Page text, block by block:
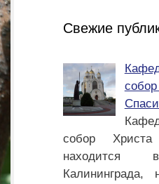
Свежие
собор Христа
находится
Калининграда,